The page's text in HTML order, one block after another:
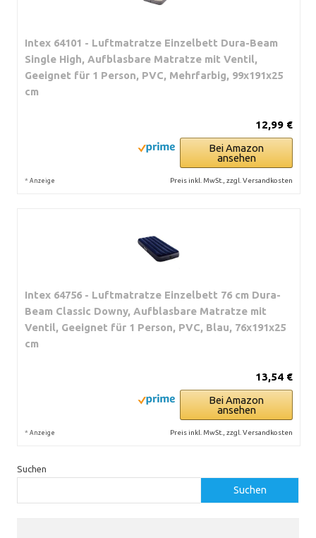
Intex 64101 - Luftmatratze Einzelbett Dura-Beam
Single High, Aufblasbare Matratze mit Ventil,
Geeignet für 1 Person, PVC, Mehrfarbig, 99x191x25
cm
12,99 €
Bei Amazon
ansehen
* Anzeige Preis inkl. MwSt., zzgl. Versandkosten
Intex 64756 - Luftmatratze Einzelbett 76 cm Dura-
Beam Classic Downy, Aufblasbare Matratze mit
Ventil, Geeignet für 1 Person, PVC, Blau, 76x191x25
cm
13,54 €
Bei Amazon
ansehen
* Anzeige Preis inkl. MwSt., zzgl. Versandkosten
Suchen
Suchen